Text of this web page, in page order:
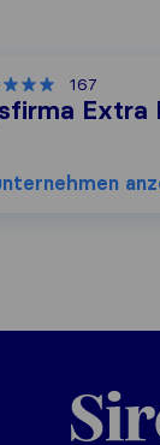
167
Extra
Sirelo.at